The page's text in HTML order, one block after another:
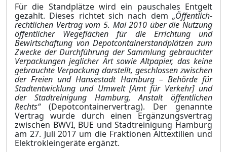
Für die Standplätze wird ein pauschales Entgelt
gezahlt. Dieses richtet sich nach dem „Öffentlich-
rechtlichen Vertrag vom 5. Mai 2010 über die Nutzung
öffentlicher Wegeflächen für die Errichtung und
Bewirtschaftung von Depotcontainerstandplätzen zum
Zwecke der Durchführung der Sammlung gebrauchter
Verpackungen jeglicher Art sowie Altpapier, das keine
gebrauchte Verpackung darstellt, geschlossen zwischen
der Freien und Hansestadt Hamburg – Behörde für
Stadtentwicklung und Umwelt [Amt für Verkehr] und
der Stadtreinigung Hamburg, Anstalt öffentlichen
Rechts“(Depotcontainervertrag). Der genannte
Vertrag wurde durch einen Ergänzungsvertrag
zwischen BWVI, BUE und Stadtreinigung Hamburg
am 27. Juli 2017 um die Fraktionen Alttextilien und
Elektrokleingeräte ergänzt.